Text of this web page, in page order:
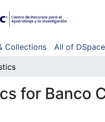
Collections All of DSpace
for Banco